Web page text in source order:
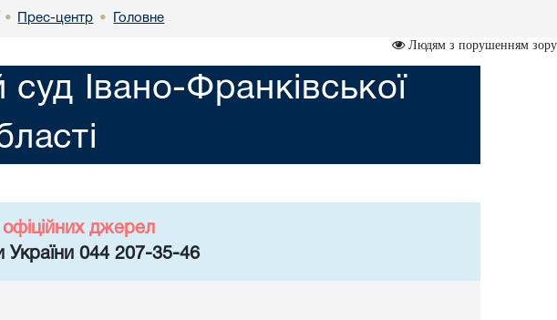
• Прес-центр • Головне
Людям з порушенням зору
Івано-Франківської
джерел
України 044 207-35-46